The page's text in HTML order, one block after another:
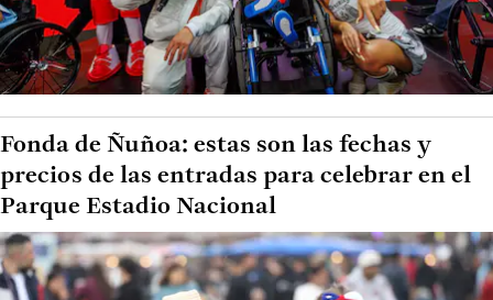
Fonda de Ñuñoa: estas son las fechas y
precios de las entradas para celebrar en el
Parque Estadio Nacional